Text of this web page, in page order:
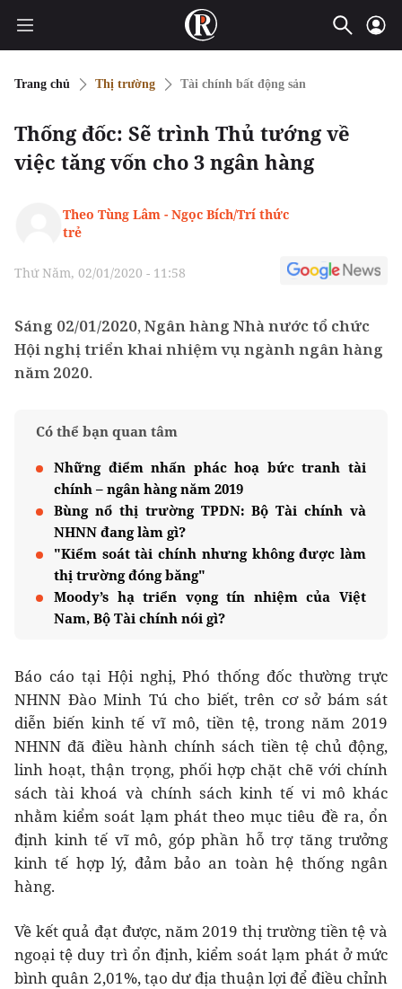
Trang chủ Thị trường Tài chính bất động sản
Thống đốc: Sẽ trình Thủ tướng về
việc tăng vốn cho 3 ngân hàng
Theo Tùng Lâm - Ngọc Bích/Trí thức
trẻ
Thứ Năm, 02/01/2020 - 11:58
Sáng 02/01/2020, Ngân hàng Nhà nước tổ chức
Hội nghị triển khai nhiệm vụ ngành ngân hàng
năm 2020.
Có thể bạn quan tâm
Những điểm nhấn phác hoạ bức tranh tài
chính – ngân hàng năm 2019
Bùng nổ thị trường TPDN: Bộ Tài chính và
NHNN đang làm gì?
"Kiểm soát tài chính nhưng không được làm
thị trường đóng băng"
Moody’s hạ triển vọng tín nhiệm của Việt
Nam, Bộ Tài chính nói gì?
Báo cáo tại Hội nghị, Phó thống đốc thường trực
NHNN Đào Minh Tú cho biết, trên cơ sở bám sát
diễn biến kinh tế vĩ mô, tiền tệ, trong năm 2019
NHNN đã điều hành chính sách tiền tệ chủ động,
linh hoạt, thận trọng, phối hợp chặt chẽ với chính
sách tài khoá và chính sách kinh tế vi mô khác
nhằm kiểm soát lạm phát theo mục tiêu đề ra, ổn
định kinh tế vĩ mô, góp phần hỗ trợ tăng trưởng
kinh tế hợp lý, đảm bảo an toàn hệ thống ngân
hàng.
Về kết quả đạt được, năm 2019 thị trường tiền tệ và
ngoại tệ duy trì ổn định, kiểm soát lạm phát ở mức
bình quân 2,01%, tạo dư địa thuận lợi để điều chỉnh